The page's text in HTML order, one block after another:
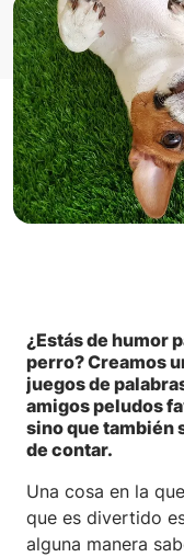
¿Estás de humor
perro? Creamos
juegos de
amigos peludos
sino que también
de contar.
Una cosa en la
que es divertido
alguna manera